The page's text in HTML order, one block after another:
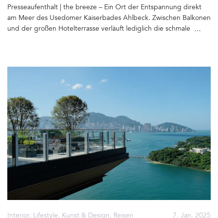
Usedom
Presseaufenthalt | the breeze – Ein Ort der Entspannung direkt
am Meer des Usedomer Kaiserbades Ahlbeck. Zwischen Balkonen
und der großen Hotelterrasse verläuft lediglich die schmale
das für die Insel bekannt ist. Die Enttäuschung ist zunächst groß,
doch schon nach wenigen Stunden stellt sich Entspannung und
seelisches Wohlbefinden ein. Trotz silbrig grauen Himmels und
gelegentlich feinsten Sprühregens. Wir ziehen uns die
Regenjacken an und spazieren am Strand entlang, nehmen die
gute Luft ganz bewusst auf, schauen auf's Meer hinaus und das
Wetter spielt plötzlich keine Rolle mehr. Nur für die Fotos wäre es
schön, wenn hinter den hübschen Villen, Seebrücken und
Strandkörben der Himmel blau wäre. Und tatsächlich, am
nächsten Morgen um 7.00 Uhr scheint die Sonne für exakt zwei
Stunden. Zeit genug, um mit der Kamera loszuziehen um die
Stimmung am Meer und rund um das the breeze einzufangen.
Das Licht ist berauschend. Plötzlich sind da Kontraste, Farben und
7. Jan. 2025
Interior, Lifestyle, Kunst & Design, Reisen